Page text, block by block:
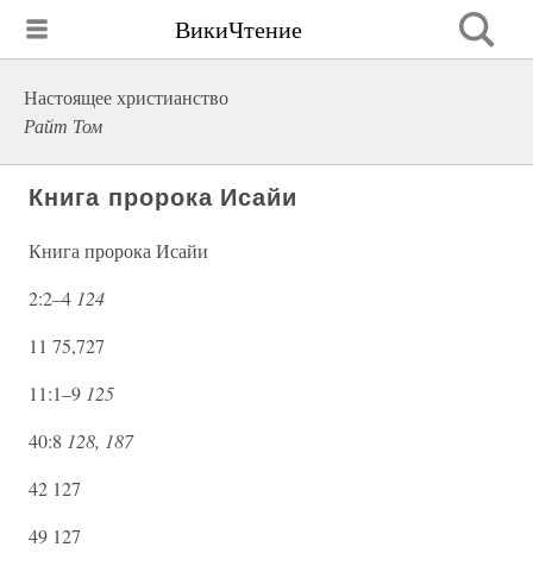
ВикиЧтение
Настоящее христианство
Райт Том
Книга пророка Исайи
Книга пророка Исайи
2:2–4 124
11 75,727
11:1–9 125
40:8 128, 187
42 127
49 127